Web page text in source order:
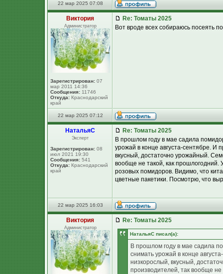
22 мар 2025 07:08
Виктория
Администратор
Зарегистрирован: 07
мар 2011 14:36
Сообщения: 11746
Откуда: Краснодарский
край
Re: Томаты 2025
Вот вроде всех собираюсь посеять
22 мар 2025 07:12
НатальяС
Эксперт
Зарегистрирован: 08
июл 2021 19:30
Сообщения: 541
Откуда: Краснодарский
край
Re: Томаты 2025
В прошлом году в мае садила
урожай в конце августа-сентябре.
вкусный, достаточно урожайный.
вообще не такой, как прошлогодний.
розовых помидоров. Видимо, что
цветные пакетики. Посмотрю, что
22 мар 2025 16:03
Виктория
Администратор
Re: Томаты 2025
НатальяС писал(а):
В прошлом году в мае садила
снимать урожай в конце
низкорослый, вкусный,
производителей, так вообще